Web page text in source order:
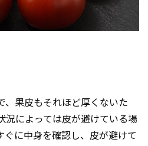
、果皮もそれほど厚くないた
況によっては皮が避けている場
ぐに中身を確認し、皮が避けて